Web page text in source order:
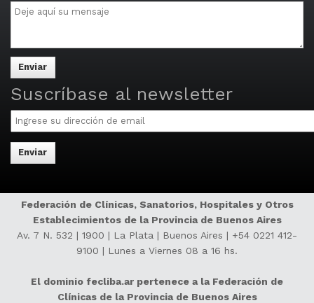
Multiple
may
be
separated
by
commas.
Mensaje
Suscríbase al newsletter
Email
Federación de Clínicas, Sanatorios, Hospitales y Otros
Establecimientos de la Provincia de Buenos Aires
Av. 7 N. 532 | 1900 | La Plata | Buenos Aires | +54 0221 412-
9100 | Lunes a Viernes 08 a 16 hs.
El dominio fecliba.ar pertenece a la Federación de
Clínicas de la Provincia de Buenos Aires